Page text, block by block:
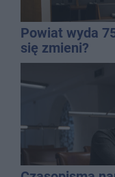
Powiat wyda
się zmieni?